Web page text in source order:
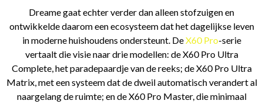
Dreame gaat echter verder dan alleen stofzuigen en
ontwikkelde daarom een ecosysteem dat het dagelijkse leven
in moderne huishoudens ondersteunt. DeX60 Pro-serie
vertaalt die visie naar drie modellen: de X60 Pro Ultra
Complete, het paradepaardje van de reeks; de X60 Pro Ultra
Matrix, met een systeem dat de dweil automatisch verandert al
naargelang de ruimte; en de X60 Pro Master, die minimaal